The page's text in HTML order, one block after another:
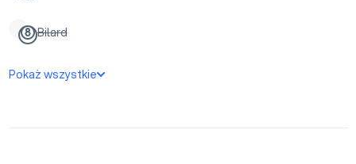
Bilard
Pokaż wszystkie